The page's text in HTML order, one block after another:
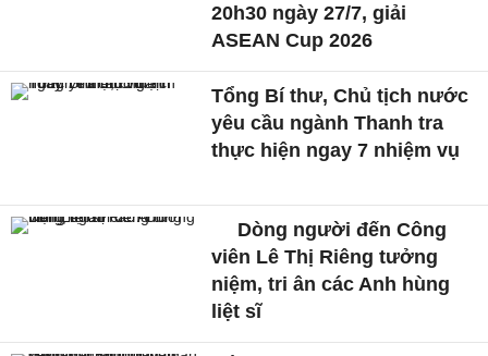
20h30 ngày 27/7, giải
ASEAN Cup 2026
Tổng Bí thư, Chủ tịch nước
yêu cầu ngành Thanh tra
thực hiện ngay 7 nhiệm vụ
Dòng người đến Công
viên Lê Thị Riêng tưởng
niệm, tri ân các Anh hùng
liệt sĩ